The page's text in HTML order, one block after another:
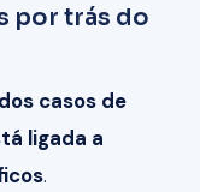
por trás do
casos de
ligada a
.